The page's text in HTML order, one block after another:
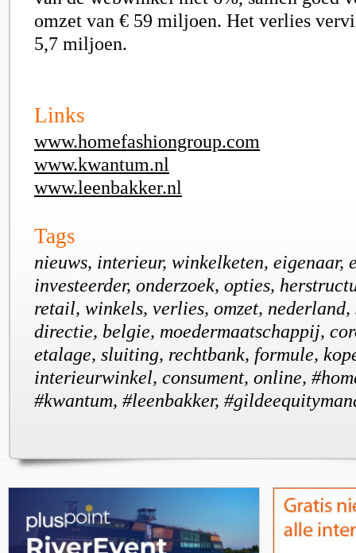
omzet van € 59 miljoen. Het verlies
5,7 miljoen.
Links
www.homefashiongroup.com
www.kwantum.nl
www.leenbakker.nl
Tags
nieuws, interieur, winkelketen, eigenaar,
investeerder, onderzoek, opties,
retail, winkels, verlies, omzet,
directie, belgie, moedermaatschappij,
etalage, sluiting, rechtbank, formule,
interieurwinkel, consument, online,
#kwantum, #leenbakker,